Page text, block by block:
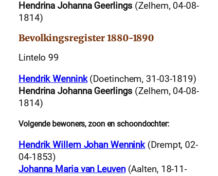
Hendrina Johanna Geerlings (Zelhem, 04-08-
1814)
Bevolkingsregister 1880-1890
Lintelo 99
Hendrik Wennink(Doetinchem, 31-03-1819)
Hendrina Johanna Geerlings (Zelhem, 04-08-
1814)
Volgende bewoners, zoon en schoondochter:
Hendrik Willem Johan Wennink(Drempt, 02-
04-1853)
Johanna Maria van Leuven(Aalten, 18-11-